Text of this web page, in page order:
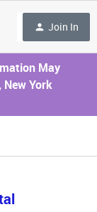
Join In
May
New York